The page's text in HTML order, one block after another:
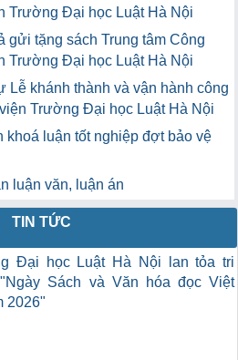
Trường Đại học Luật Hà Nội
gửi tặng sách Trung tâm Công
Trường Đại học Luật Hà Nội
Lễ khánh thành và vận hành công
Trường Đại học Luật Hà Nội
khoá luận tốt nghiệp đợt bảo vệ
luận văn, luận án
TIN TỨC
Đại học Luật Hà Nội lan tỏa tri
Sách và Văn hóa đọc Việt
2026"